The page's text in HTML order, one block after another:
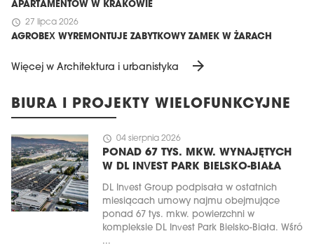
APARTAMENTÓW W KRAKOWIE
schedule 27 lipca 2026
AGROBEX WYREMONTUJE ZABYTKOWY ZAMEK W ŻARACH
Więcej w Architektura i urbanistyka arrow_forward
BIURA I PROJEKTY WIELOFUNKCYJNE
schedule 04 sierpnia 2026
PONAD 67 TYS. MKW. WYNAJĘTYCH
W DL INVEST PARK BIELSKO-BIAŁA
DL Invest Group podpisała w ostatnich
miesiącach umowy najmu obejmujące
ponad 67 tys. mkw. powierzchni w
kompleksie DL Invest Park Bielsko-Biała. Wśró
...